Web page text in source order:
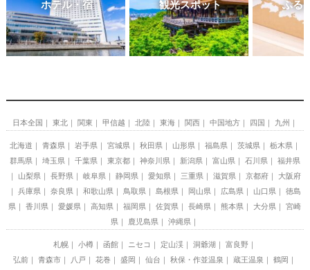
ホテル・宿 観光スポット ふる
日本全国 東北 関東 甲信越 北陸 東海 関西 中国地方 四国 九州
北海道 青森県 岩手県 宮城県 秋田県 山形県 福島県 茨城県
栃木県
群馬県
埼玉県 千葉県 東京都 神奈川県 新潟県 富山県 石川県
福井県
山梨県
長野県 岐阜県 静岡県 愛知県 三重県 滋賀県 京都府
大阪府
兵庫県
奈良県 和歌山県 鳥取県 島根県 岡山県 広島県 山口県
徳島
県
香川県 愛媛県 高知県 福岡県 佐賀県 長崎県 熊本県 大分県
宮崎
県
鹿児島県 沖縄県
札幌 小樽 函館 ニセコ 定山渓 洞爺湖
富良野
弘前
青森市 八戸 花巻 盛岡 仙台 秋保・作並温泉 蔵王温泉 鶴岡